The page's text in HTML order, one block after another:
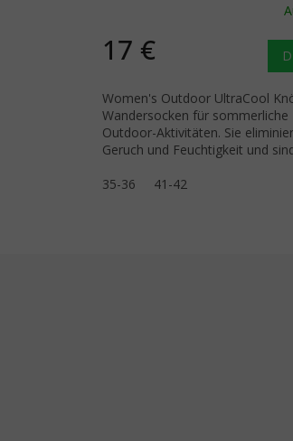
17 €
Women's Outdoor UltraCool
Wandersocken für sommerliche
Outdoor-Aktivitäten. Sie
Geruch und Feuchtigkeit und
35-36
41-42